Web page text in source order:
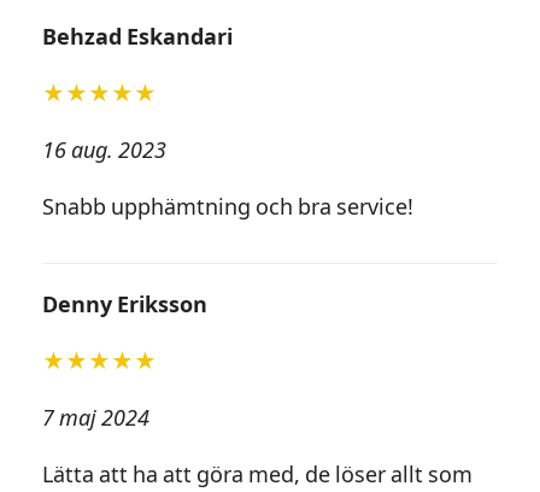
Behzad Eskandari
★★★★★
16 aug. 2023
Snabb upphämtning och bra service!
Denny Eriksson
★★★★★
7 maj 2024
Lätta att ha att göra med, de löser allt som